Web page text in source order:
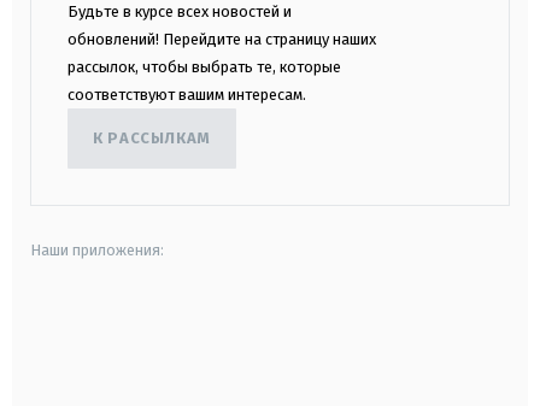
Будьте в курсе всех новостей и
обновлений! Перейдите на страницу наших
рассылок, чтобы выбрать те, которые
соответствуют вашим интересам.
К РАССЫЛКАМ
Наши приложения: